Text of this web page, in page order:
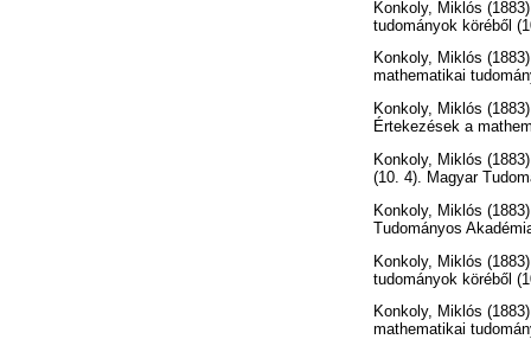
Konkoly, Miklós
tudományok köréből
Konkoly, Miklós
mathematikai
Konkoly, Miklós
Értekezések a
Konkoly, Miklós
(10. 4). Magyar
Konkoly, Miklós
Tudományos
Konkoly, Miklós
tudományok köréből
Konkoly, Miklós
mathematikai